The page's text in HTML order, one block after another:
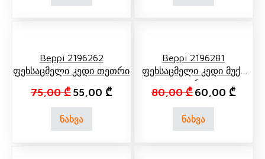
Beppi 2196262
Ფეხსაცმელი Კედი Თეთრი
75,00₾ Original price was: 75,00 ₾.
55,00 ₾Current price is: 55,00 ₾.
ნახვა
Beppi 2196281
Ფეხსაცმელი Კედი Მუქი
Ლურჯი
80,00₾ Original price
60,00 ₾
ნახვა